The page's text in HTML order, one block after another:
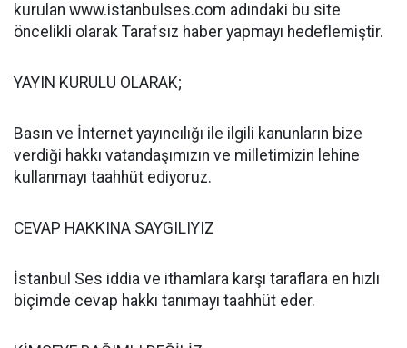
kurulan www.istanbulses.com adındaki bu site
öncelikli olarak Tarafsız haber yapmayı hedeflemiştir.
YAYIN KURULU OLARAK;
Basın ve İnternet yayıncılığı ile ilgili kanunların bize
verdiği hakkı vatandaşımızın ve milletimizin lehine
kullanmayı taahhüt ediyoruz.
CEVAP HAKKINA SAYGILIYIZ
İstanbul Ses iddia ve ithamlara karşı taraflara en hızlı
biçimde cevap hakkı tanımayı taahhüt eder.